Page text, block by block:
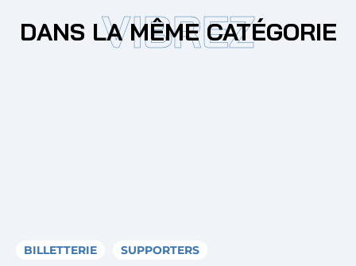
VIBREZ
DANS LA MÊME CATÉGORIE
BILLETTERIE SUPPORTERS